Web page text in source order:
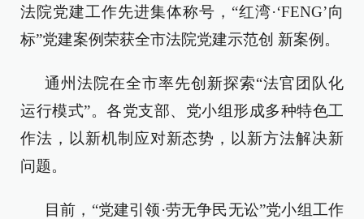
法院党建工作先进集体称号，“红湾·‘FENG’向
标”党建案例荣获全市法院党建示范创 新案例。
通州法院在全市率先创新探索“法官团队化
运行模式”。各党支部、党小组形成多种特色工
作法，以新机制应对新态势，以新方法解决新
问题。
目前，“党建引领·劳无争民无讼”党小组工作